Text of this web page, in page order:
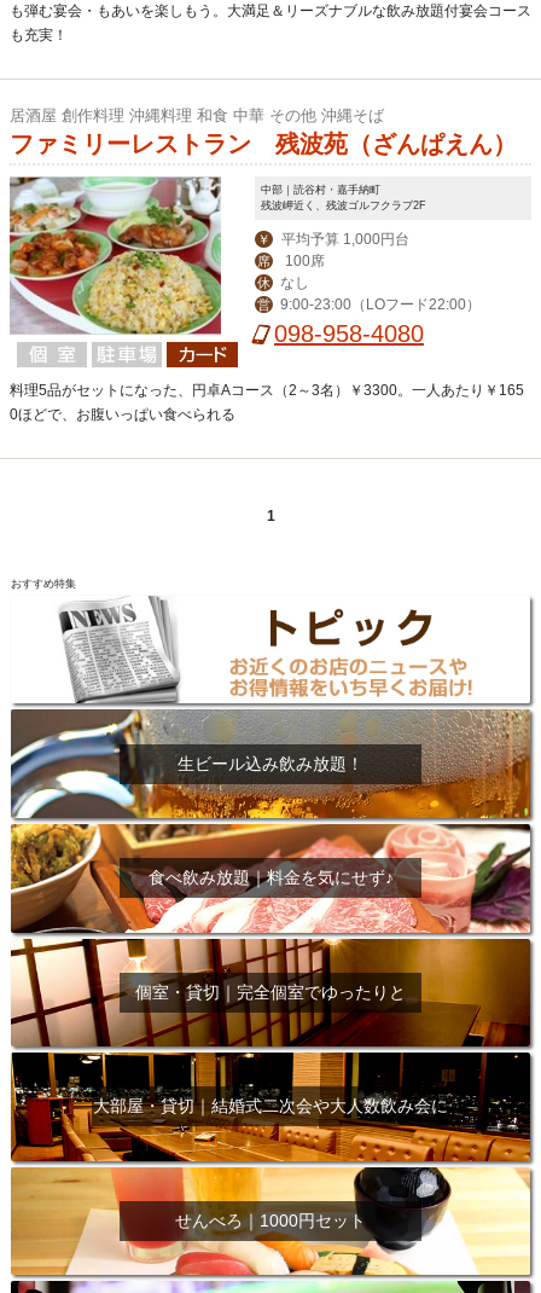
も弾む宴会・もあいを楽しもう。大満足＆リーズナブルな飲み放題付宴会コース
も充実！
居酒屋 創作料理 沖縄料理 和食 中華 その他 沖縄そば
ファミリーレストラン 残波苑（ざんぱえん）
中部｜読谷村・嘉手納町
残波岬近く、残波ゴルフクラブ2F
￥ 平均予算 1,000円台
席 100席
休 なし
営 9:00-23:00（LOフード22:00）
098-958-4080
料理5品がセットになった、円卓Aコース（2～3名）￥3300。一人あたり￥165
0ほどで、お腹いっぱい食べられる
1
おすすめ特集
生ビール込み飲み放題！
食べ飲み放題｜料金を気にせず♪
個室・貸切｜完全個室でゆったりと
大部屋・貸切｜結婚式二次会や大人数飲み会に
せんべろ｜1000円セット